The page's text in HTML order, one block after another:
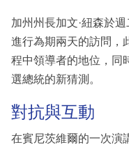
區
加州州長加文·紐森於
進行為期兩天的訪問，
程中領導者的地位，同
選總統的新猜測。
對抗與互動
在賓尼茨維爾的一次演